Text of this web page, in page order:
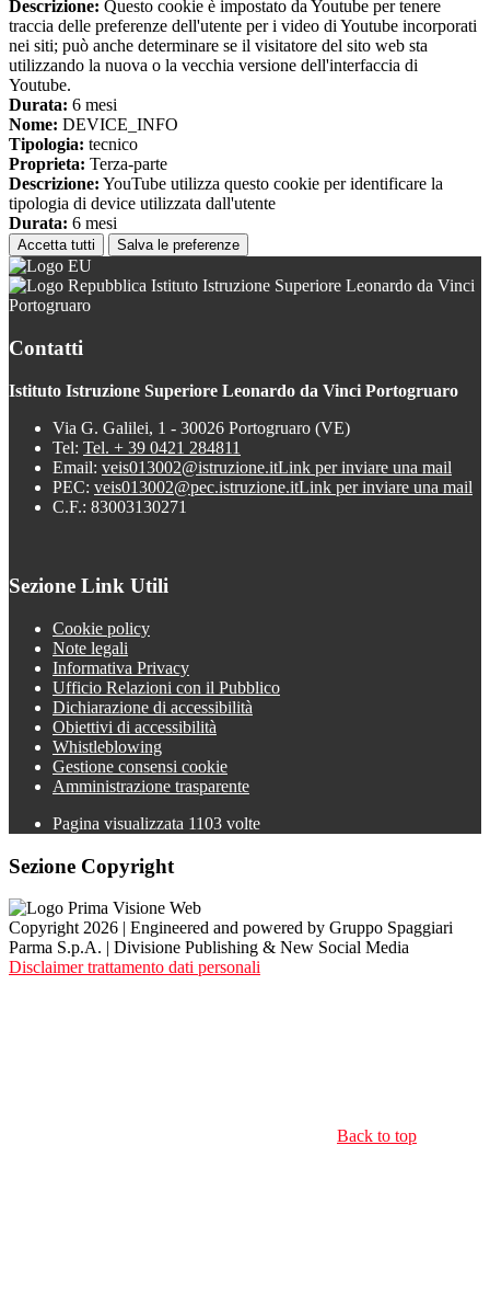
Descrizione: Questo cookie è impostato da Youtube per tenere
traccia delle preferenze dell'utente per i video di Youtube incorporati
nei siti; può anche determinare se il visitatore del sito web sta
utilizzando la nuova o la vecchia versione dell'interfaccia di
Youtube.
Durata: 6 mesi
Nome: DEVICE_INFO
Tipologia: tecnico
Proprieta: Terza-parte
Descrizione: YouTube utilizza questo cookie per identificare la
tipologia di device utilizzata dall'utente
Durata: 6 mesi
Accetta tutti Salva le preferenze
Istituto Istruzione Superiore Leonardo da Vinci
Portogruaro
Contatti
Istituto Istruzione Superiore Leonardo da Vinci Portogruaro
Via G. Galilei, 1 - 30026 Portogruaro (VE)
Tel: Tel. + 39 0421 284811
Email: veis013002@istruzione.itLink per inviare una mail
PEC: veis013002@pec.istruzione.itLink per inviare una mail
C.F.: 83003130271
Sezione Link Utili
Cookie policy
Note legali
Informativa Privacy
Ufficio Relazioni con il Pubblico
Dichiarazione di accessibilità
Obiettivi di accessibilità
Whistleblowing
Gestione consensi cookie
Amministrazione trasparente
Pagina visualizzata 1103 volte
Sezione Copyright
Copyright 2026 | Engineered and powered by Gruppo Spaggiari
Parma S.p.A. | Divisione Publishing & New Social Media
Disclaimer trattamento dati personali
Back to top